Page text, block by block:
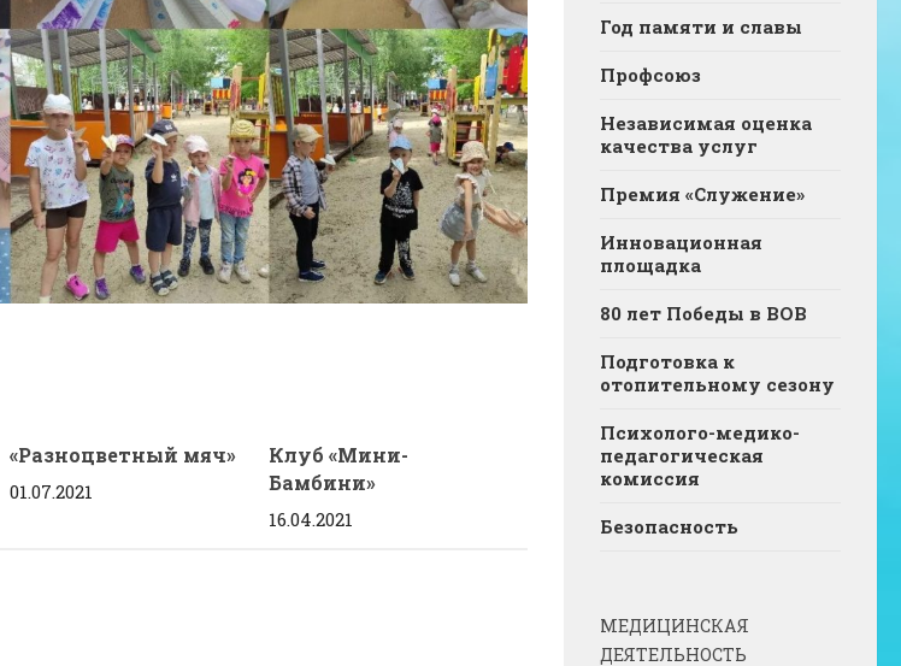
«Разноцветный мяч»
01.07.2021
Клуб «Мини-
Бамбини»
16.04.2021
Год памяти и славы
Профсоюз
Независимая оценка
качества услуг
Премия «Служение»
Инновационная
площадка
80 лет Победы в ВОВ
Подготовка к
отопительному сезону
Психолого-медико-
педагогическая
комиссия
Безопасность
МЕДИЦИНСКАЯ
ДЕЯТЕЛЬНОСТЬ